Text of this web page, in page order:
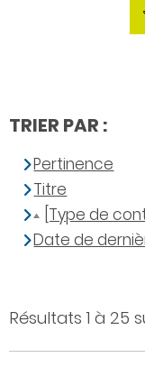
Résultats 1 à 25
TRIER PAR :
Pertinence
Titre
[Type de
Date de